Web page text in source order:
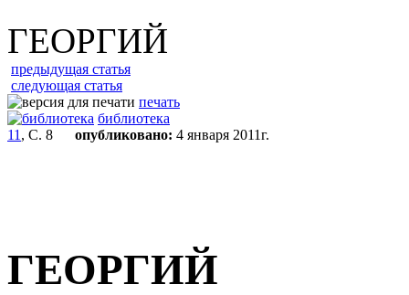
ГЕОРГИЙ
предыдущая статья
следующая статья
печать
библиотека
11 , С. 8 опубликовано: 4 января 2011г.
ГЕОРГИЙ